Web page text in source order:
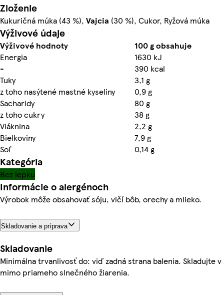
Zloženie
Kukuričná múka (43 %), Vajcia (30 %), Cukor, Ryžová múka
Výživové údaje
Výživové hodnoty
100 g obsahuje
Energia
1630 kJ
-
390 kcal
Tuky
3,1 g
z toho nasýtené mastné kyseliny
0,9 g
Sacharidy
80 g
z toho cukry
38 g
Vláknina
2,2 g
Bielkoviny
7,9 g
Soľ
0,14 g
Kategória
Bez lepku
Informácie o alergénoch
Výrobok môže obsahovať sóju, vlčí bôb, orechy a mlieko.
Skladovanie a príprava
Skladovanie
Minimálna trvanlivosť do: viď zadná strana balenia. Skladujte
mimo priameho slnečného žiarenia.